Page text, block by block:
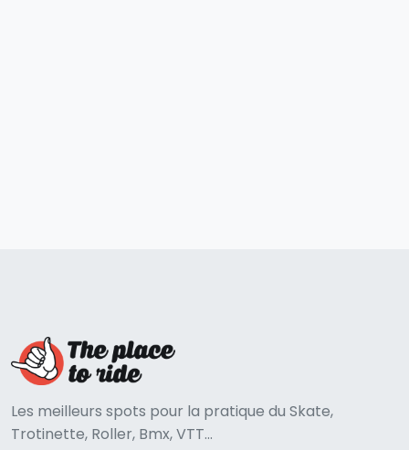
Les meilleurs spots pour la pratique du Skate,
Trotinette, Roller, Bmx, VTT...